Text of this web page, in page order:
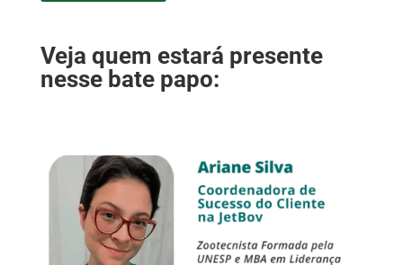
Veja quem estará presente
nesse bate papo: